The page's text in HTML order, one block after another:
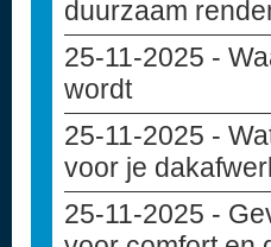
duurzaam
25-11-2025 -
wordt
25-11-2025 -
voor je
25-11-2025 -